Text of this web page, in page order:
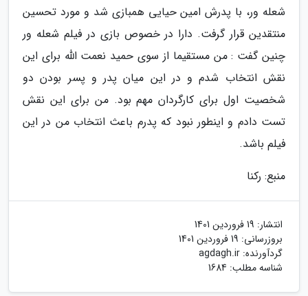
شعله ور، با پدرش امین حیایی همبازی شد و مورد تحسین
منتقدین قرار گرفت. دارا در خصوص بازی در فیلم شعله ور
چنین گفت : من مستقیما از سوی حمید نعمت الله برای این
نقش انتخاب شدم و در این میان پدر و پسر بودن دو
شخصیت اول برای کارگردان مهم بود. من برای این نقش
تست دادم و اینطور نبود که پدرم باعث انتخاب من در این
فیلم باشد.
منبع: رکنا
انتشار: 19 فروردین 1401
بروزرسانی: 19 فروردین 1401
گردآورنده: agdagh.ir
شناسه مطلب: 1684